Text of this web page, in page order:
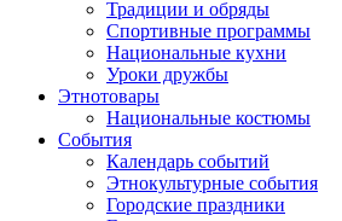
Традиции и обряды
Спортивные программы
Национальные кухни
Уроки дружбы
Этнотовары
Национальные костюмы
События
Календарь событий
Этнокультурные события
Городские праздники